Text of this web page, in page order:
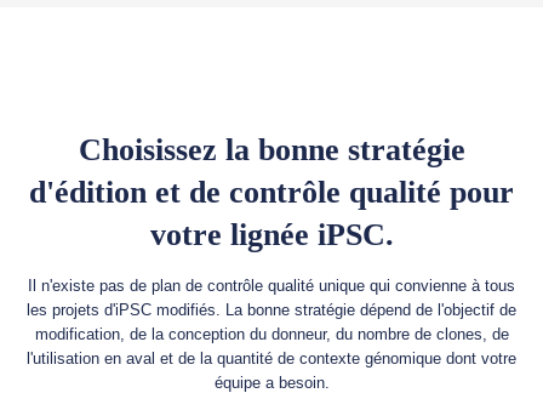
Choisissez la bonne stratégie
d'édition et de contrôle qualité pour
votre lignée iPSC.
Il n'existe pas de plan de contrôle qualité unique qui convienne à tous
les projets d'iPSC modifiés. La bonne stratégie dépend de l'objectif de
modification, de la conception du donneur, du nombre de clones, de
l'utilisation en aval et de la quantité de contexte génomique dont votre
équipe a besoin.